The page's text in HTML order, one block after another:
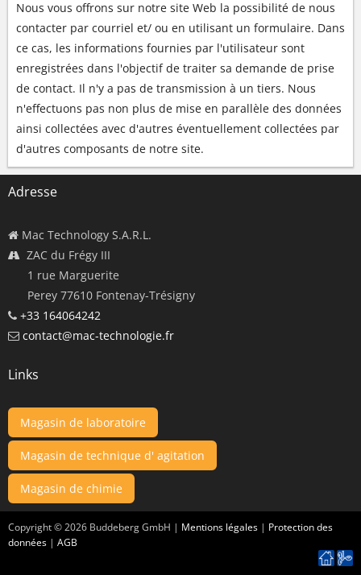
Nous vous offrons sur notre site Web la possibilité de nous
contacter par courriel et/ ou en utilisant un formulaire. Dans
ce cas, les informations fournies par l'utilisateur sont
enregistrées dans l'objectif de traiter sa demande de prise
de contact. Il n'y a pas de transmission à un tiers. Nous
n'effectuons pas non plus de mise en parallèle des données
ainsi collectées avec d'autres éventuellement collectées par
d'autres composants de notre site.
Adresse
Mac Technology S.A.R.L.
ZAC du Frégy III
1 rue Marguerite
Perey 77610 Fontenay-Trésigny
+33 164064242
contact@mac-technologie.fr
Links
Magasin de laboratoire
Magasin de technique d' agitation
Magasin de chimie
Copyright ©2026 Buddeberg GmbH | Mentions légales | Protection des
données | AGB